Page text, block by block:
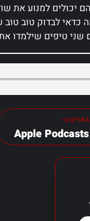
יכולים למנוע את
כדאי לבדוק טוב
שני טיפים שילמדו
האזינו ב-
Apple Podcasts